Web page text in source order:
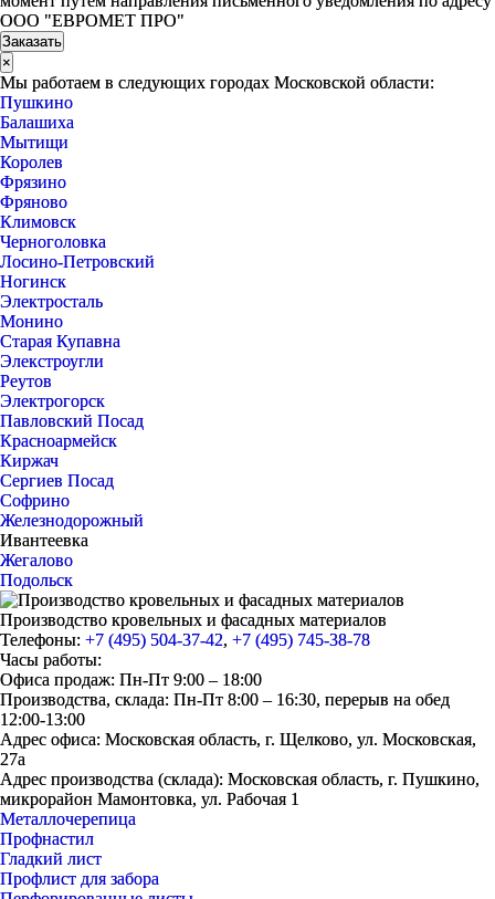
ООО "ЕВРОМЕТ ПРО"
×
Мы работаем в следующих городах Московской области:
Пушкино
Балашиха
Мытищи
Королев
Фрязино
Фряново
Климовск
Черноголовка
Лосино-Петровский
Ногинск
Электросталь
Монино
Старая Купавна
Элекстроугли
Реутов
Электрогорск
Павловский Посад
Красноармейск
Киржач
Сергиев Посад
Софрино
Железнодорожный
Ивантеевка
Жегалово
Подольск
Производство кровельных и фасадных материалов
Телефоны: +7 (495) 504-37-42, +7 (495) 745-38-78
Часы работы:
Офиса продаж: Пн-Пт 9:00 – 18:00
Производства, склада: Пн-Пт 8:00 – 16:30, перерыв на обед
12:00-13:00
Адрес офиса: Московская область, г. Щелково, ул. Московская,
27а
Адрес производства (склада): Московская область, г. Пушкино,
микрорайон Мамонтовка, ул. Рабочая 1
Металлочерепица
Профнастил
Гладкий лист
Профлист для забора